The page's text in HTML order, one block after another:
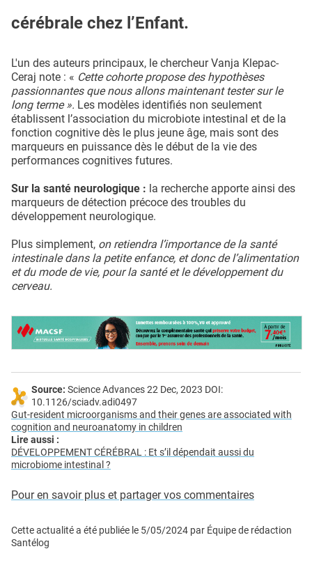
cérébrale chez l’Enfant.
L'un des auteurs principaux, le chercheur Vanja Klepac-
Ceraj note : « Cette cohorte propose des hypothèses
passionnantes que nous allons maintenant tester sur le
long terme ». Les modèles identifiés non seulement
établissent l’association du microbiote intestinal et de la
fonction cognitive dès le plus jeune âge, mais sont des
marqueurs en puissance dès le début de la vie des
performances cognitives futures.
Sur la santé neurologique : la recherche apporte ainsi des
marqueurs de détection précoce des troubles du
développement neurologique.
Plus simplement, on retiendra l’importance de la santé
intestinale dans la petite enfance, et donc de l’alimentation
et du mode de vie, pour la santé et le développement du
cerveau.
Source: Science Advances 22 Dec, 2023 DOI:
10.1126/sciadv.adi0497
Gut-resident microorganisms and their genes are associated with
cognition and neuroanatomy in children
Lire aussi :
DÉVELOPPEMENT CÉRÉBRAL : Et s’il dépendait aussi du
microbiome intestinal ?
Pour en savoir plus et partager vos commentaires
Cette actualité a été publiée le 5/05/2024 par Équipe de rédaction
Santélog